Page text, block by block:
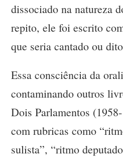
dissociado na natureza
repito, ele foi escrito
que seria cantado ou
Essa consciência da
contaminando outros
Dois Parlamentos
com rubricas como
sulista”, “ritmo